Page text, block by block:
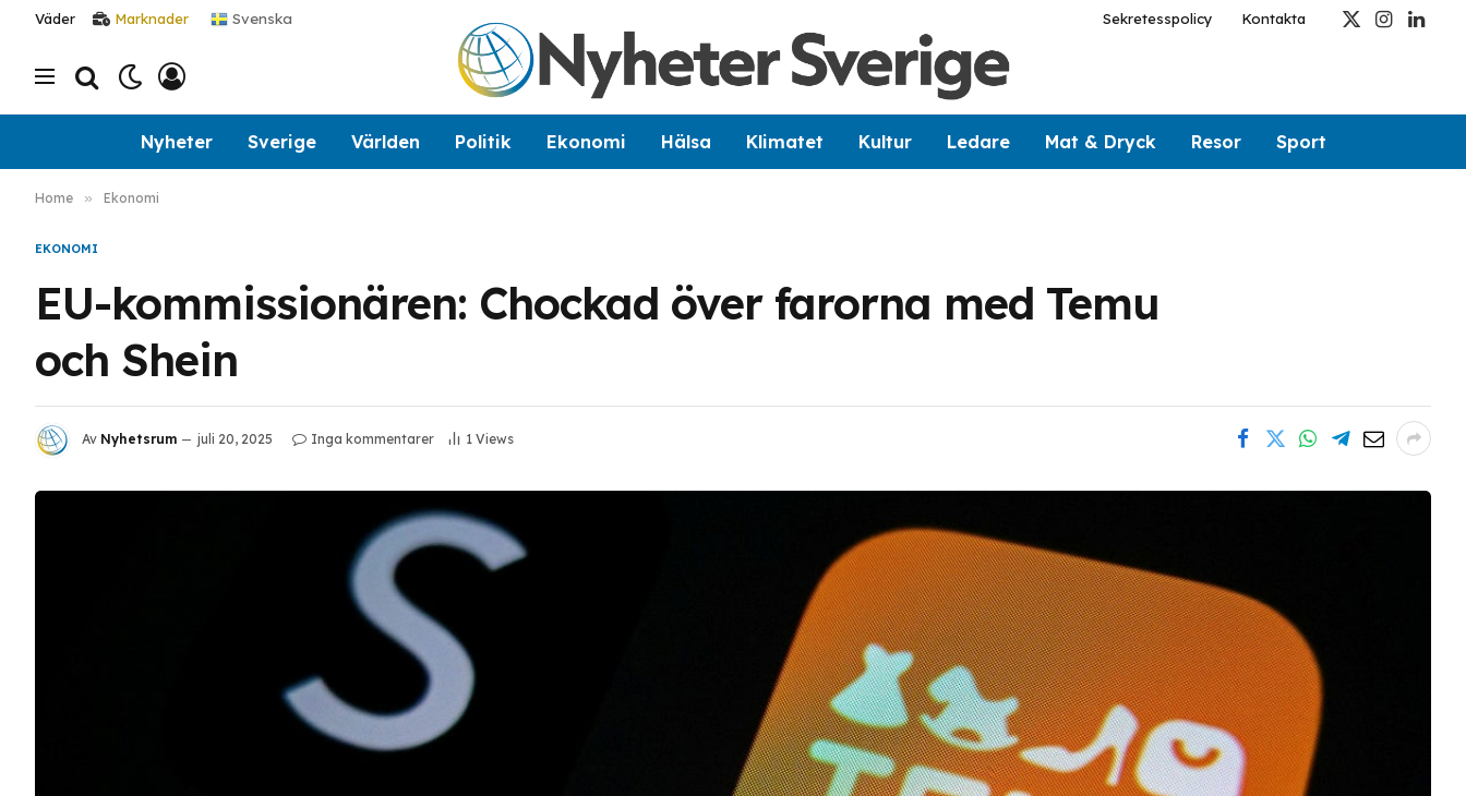
Väder Marknader Svenska Sekretesspolicy Kontakta
X
Instagram
Nyheter Sverige Världen Politik Ekonomi Hälsa Klimatet Kultur Ledare Mat & Dryck Resor Sport
Home » Ekonomi
EKONOMI
EU-kommissionären: Chockad över farorna med Temu
och Shein
Av Nyhetsrum juli 20, 2025 Inga kommentarer 1 Views